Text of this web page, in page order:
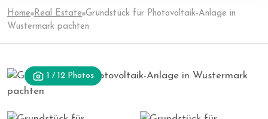
Home Real Estate Grundstück für Photovoltaik-Anlage in
Wustermark pachten
1 / 12 Photos